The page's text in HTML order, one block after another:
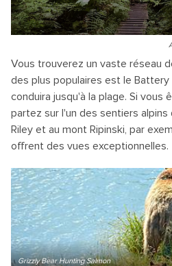
Vous trouverez un vaste réseau
des plus populaires est le Battery
conduira jusqu'à la plage. Si vous
partez sur l'un des sentiers alpins
Riley et au mont Ripinski, par
offrent des vues exceptionnelles.
Grizzly Bear Hunting Salmon